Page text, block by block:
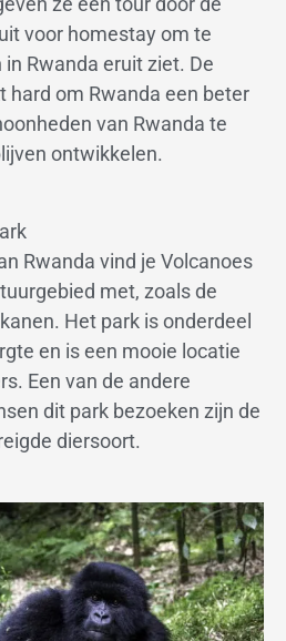
voor homestay om te
Rwanda eruit ziet. De
hard om Rwanda een beter
van Rwanda te
ontwikkelen.
Rwanda vind je Volcanoes
met, zoals de
Het park is onderdeel
en is een mooie locatie
Een van de andere
dit park bezoeken zijn de
diersoort.